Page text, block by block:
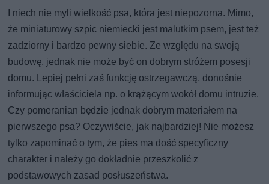
I niech nie myli wielkość psa, która jest niepozorna. Mimo,
że miniaturowy szpic niemiecki jest malutkim psem, jest też
zadziorny i bardzo pewny siebie. Ze względu na swoją
budowę, jednak nie może być on dobrym stróżem posesji
domu. Lepiej pełni zaś funkcję ostrzegawczą, donośnie
informując właściciela np. o krążącym wokół domu intruzie.
Czy pomeranian będzie jednak dobrym materiałem na
pierwszego psa? Oczywiście, jak najbardziej! Nie możesz
tylko zapominać o tym, że pies ma dość specyficzny
charakter i należy go dokładnie przeszkolić z
podstawowych zasad posłuszeństwa.